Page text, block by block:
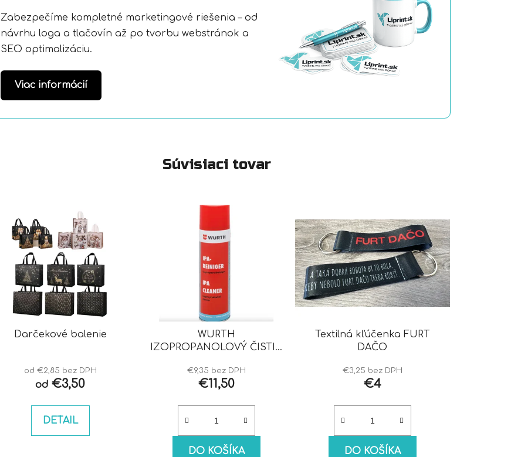
Zabezpečíme kompletné marketingové riešenia – od
návrhu loga a tlačovín až po tvorbu webstránok a
SEO optimalizáciu.
Viac informácií
Súvisiaci tovar
Darčekové balenie
od €2,85 bez DPH
od €3,50
DETAIL
WURTH
IZOPROPANOLOVÝ ČISTIČ
€9,35 bez DPH
€11,50
DO KOŠÍKA
Textilná kľúčenka FURT
DAČO
€3,25 bez DPH
€4
DO KOŠÍKA